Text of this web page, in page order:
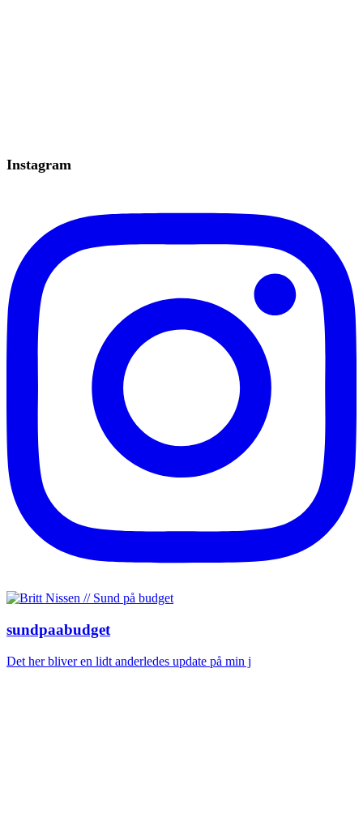
Instagram
sundpaabudget
Det her bliver en lidt anderledes update på min j